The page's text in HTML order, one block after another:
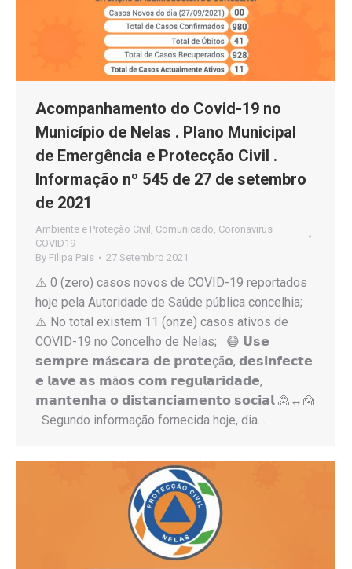
Acompanhamento do Covid-19 no
Município de Nelas . Plano Municipal
de Emergência e Protecção Civil .
Informação nº 545 de 27 de setembro
de 2021
Ambiente e Proteção Civil Comunicado Coronavirus
COVID19
By Filipa Pais 27 Setembro 2021
⚠️ 0 (zero) casos novos de COVID-19 reportados
hoje pela Autoridade de Saúde pública concelhia;
⚠️ No total existem 11 (onze) casos ativos de
COVID-19 no Concelho de Nelas; 😷 𝗨𝘀𝗲
𝘀𝗲𝗺𝗽𝗿𝗲 𝗺á𝘀𝗰𝗮𝗿𝗮 𝗱𝗲 𝗽𝗿𝗼𝘁𝗲çã𝗼, 𝗱𝗲𝘀𝗶𝗻𝗳𝗲𝗰𝘁𝗲
𝗲 𝗹𝗮𝘃𝗲 𝗮𝘀 𝗺ã𝗼𝘀 𝗰𝗼𝗺 𝗿𝗲𝗴𝘂𝗹𝗮𝗿𝗶𝗱𝗮𝗱𝗲,
𝗺𝗮𝗻𝘁𝗲𝗻𝗵𝗮 𝗼 𝗱𝗶𝘀𝘁𝗮𝗻𝗰𝗶𝗮𝗺𝗲𝗻𝘁𝗼 𝘀𝗼𝗰𝗶𝗮𝗹 🙎↔️🙍
Segundo informação fornecida hoje, dia…